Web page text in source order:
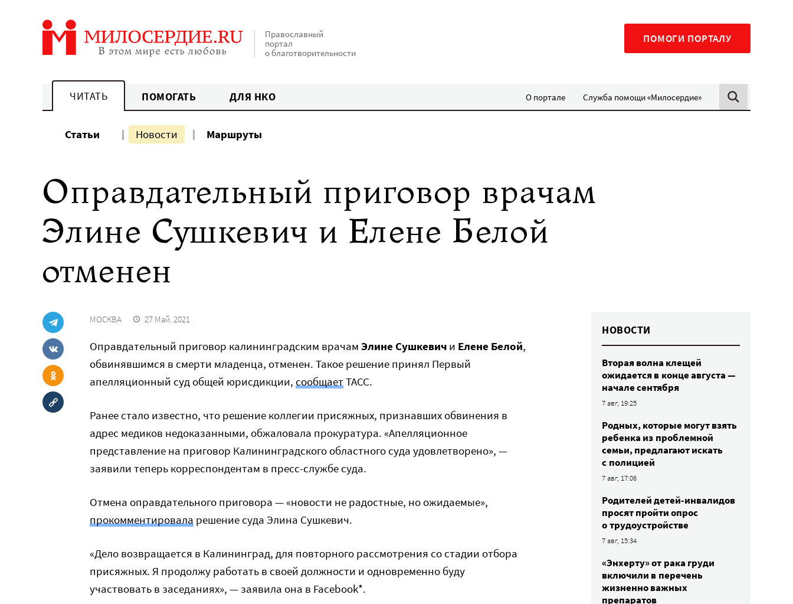
Православный
портал
о благотворительности
ПОМОГИ ПОРТАЛУ
ЧИТАТЬ ПОМОГАТЬ ДЛЯ НКО О портале Служба помощи «Милосердие»
Статьи Новости Маршруты
Оправдательный приговор врачам
Элине Сушкевич и Елене Белой
отменен
МОСКВА 27 Май. 2021
Оправдательный приговор калининградским врачам Элине Сушкевич и Елене Белой,
обвинявшимся в смерти младенца, отменен. Такое решение принял Первый
апелляционный суд общей юрисдикции, сообщаетТАСС.
Ранее стало известно, что решение коллегии присяжных, признавших обвинения в
адрес медиков недоказанными, обжаловала прокуратура. «Апелляционное
представление на приговор Калининградского областного суда удовлетворено», —
заявили теперь корреспондентам в пресс-службе суда.
Отмена оправдательного приговора — «новости не радостные, но ожидаемые»,
прокомментировала решение суда Элина Сушкевич.
«Дело возвращается в Калининград, для повторного рассмотрения со стадии отбора
присяжных. Я продолжу работать в своей должности и одновременно буду
участвовать в заседаниях», — заявила она в Facebook*.
НОВОСТИ
Вторая волна клещей
ожидается в конце августа —
начале сентября
7 авг, 19:25
Родных, которые могут взять
ребенка из проблемной
семьи, предлагают искать
с полицией
7 авг, 17:06
Родителей детей-инвалидов
просят пройти опрос
о трудоустройстве
7 авг, 15:34
«Энхерту» от рака груди
включили в перечень
жизненно важных
препаратов